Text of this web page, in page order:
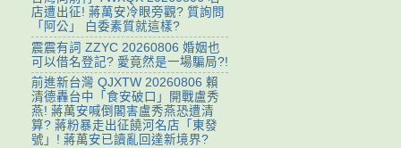
店遭出征! 蔣萬安冷眼旁觀? 質詢問
「阿公」 白委素質就這樣?
震震有詞 ZZYC 20260806 婚姻也
可以借名登記? 愛竟然是一場騙局?!
前進新台灣 QJXTW 20260806 賴
清德轟台中「食安破口」開戰盧秀
燕! 蔣萬安喊倒閣害盧秀燕恐遭清
算? 蔣粉暴走出征饒河名店「東發
號」! 蔣萬安已讀亂回達新境界?